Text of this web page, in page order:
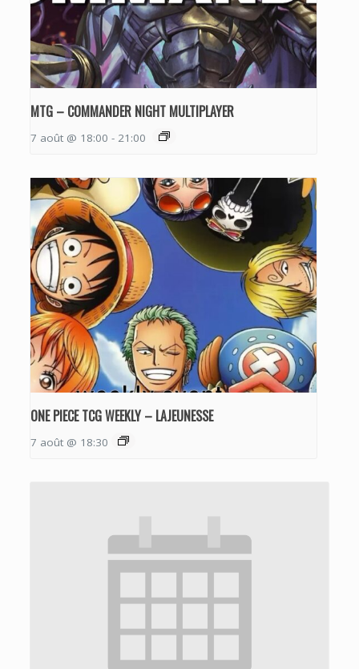
MTG – COMMANDER NIGHT MULTIPLAYER
7 août @ 18:00 - 21:00
ONE PIECE TCG WEEKLY – LAJEUNESSE
7 août @ 18:30